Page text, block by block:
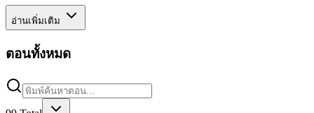
อ่านเพิ่มเติม
ตอนทั้งหมด